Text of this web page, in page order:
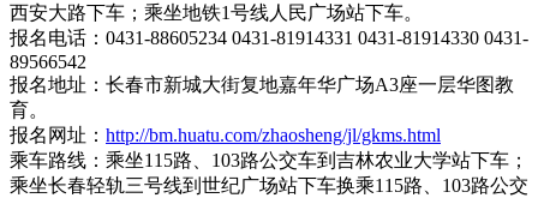
西安大路下车；乘坐地铁1号线人民广场站下车。
报名电话：0431-88605234 0431-81914331 0431-81914330 0431-
89566542
报名地址：长春市新城大街复地嘉年华广场A3座一层华图教
育。
报名网址： http://bm.huatu.com/zhaosheng/jl/gkms.html
乘车路线：乘坐115路、103路公交车到吉林农业大学站下车；
乘坐长春轻轨三号线到世纪广场站下车换乘115路、103路公交